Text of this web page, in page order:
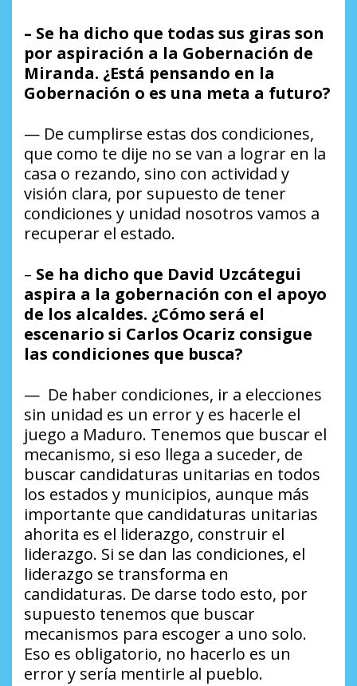
– Se ha dicho que todas sus giras son
por aspiración a la Gobernación de
Miranda. ¿Está pensando en la
Gobernación o es una meta a futuro?
— De cumplirse estas dos condiciones,
que como te dije no se van a lograr en la
casa o rezando, sino con actividad y
visión clara, por supuesto de tener
condiciones y unidad nosotros vamos a
recuperar el estado.
– Se ha dicho que David Uzcátegui
aspira a la gobernación con el apoyo
de los alcaldes. ¿Cómo será el
escenario si Carlos Ocariz consigue
las condiciones que busca?
— De haber condiciones, ir a elecciones
sin unidad es un error y es hacerle el
juego a Maduro. Tenemos que buscar el
mecanismo, si eso llega a suceder, de
buscar candidaturas unitarias en todos
los estados y municipios, aunque más
importante que candidaturas unitarias
ahorita es el liderazgo, construir el
liderazgo. Si se dan las condiciones, el
liderazgo se transforma en
candidaturas. De darse todo esto, por
supuesto tenemos que buscar
mecanismos para escoger a uno solo.
Eso es obligatorio, no hacerlo es un
error y sería mentirle al pueblo.